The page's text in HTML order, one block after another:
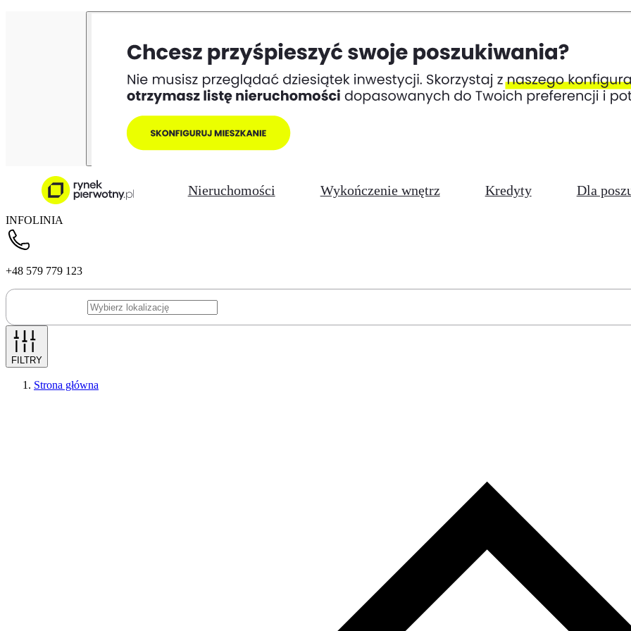
Nieruchomości Wykończenie wnętrz Kredyty Dla
INFOLINIA
+48 579 779 123
FILTRY
Strona główna